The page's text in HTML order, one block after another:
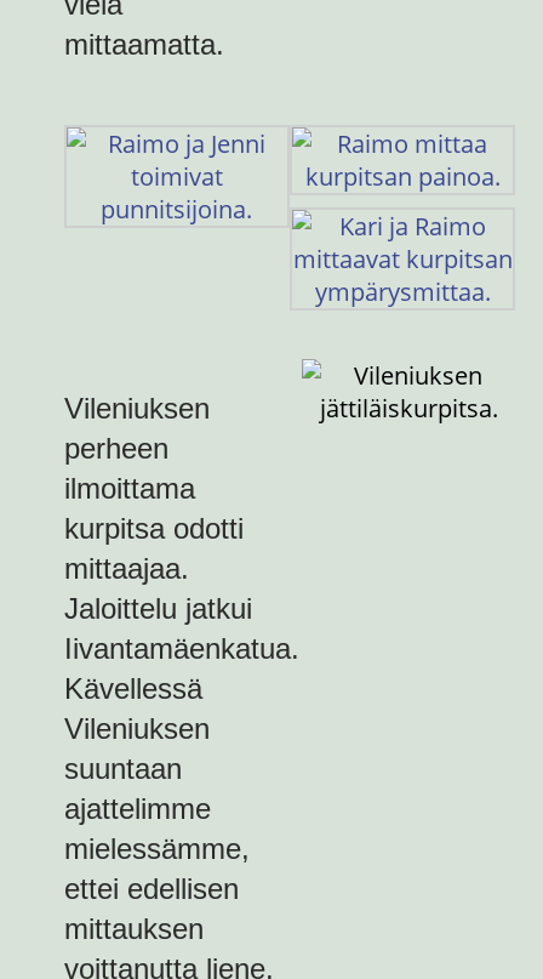
mittaamatta.
Vileniuksen
perheen
ilmoittama
kurpitsa odotti
mittaajaa.
Jaloittelu jatkui
Iivantamäenkatua.
Kävellessä
Vileniuksen
suuntaan
ajattelimme
mielessämme,
ettei edellisen
mittauksen
voittanutta liene.